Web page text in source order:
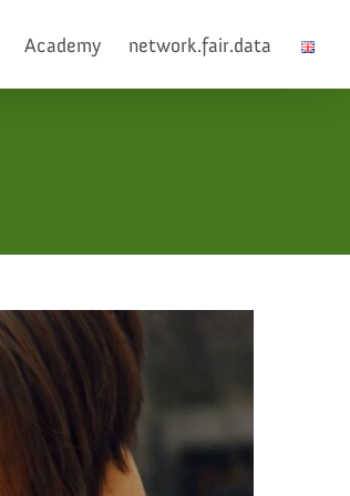
Academy network.fair.data